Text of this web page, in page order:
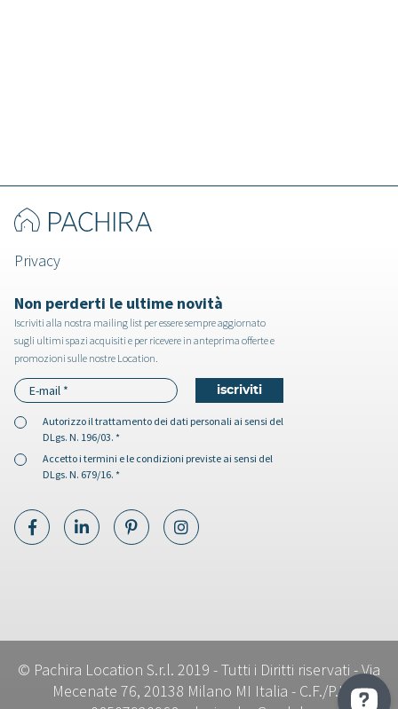
Privacy
Non perderti le ultime novità
Iscriviti alla nostra mailing list per essere sempre aggiornato
sugli ultimi spazi acquisiti e per ricevere in anteprima offerte e
promozioni sulle nostre Location.
Autorizzo iltrattamento dei dati personali ai sensi del
DLgs. N. 196/03. *
Accetto i termini e le condizioni previste ai sensi del
DLgs. N. 679/16. *
© Pachira Location S.r.l. 2019 - Tutti i Diritti riservati - Via
Mecenate 76, 20138 Milano MI Italia - C.F./P.I.